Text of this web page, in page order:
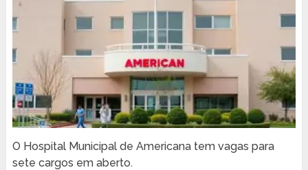
O Hospital Municipal de Americana tem vagas para
sete cargos em aberto.